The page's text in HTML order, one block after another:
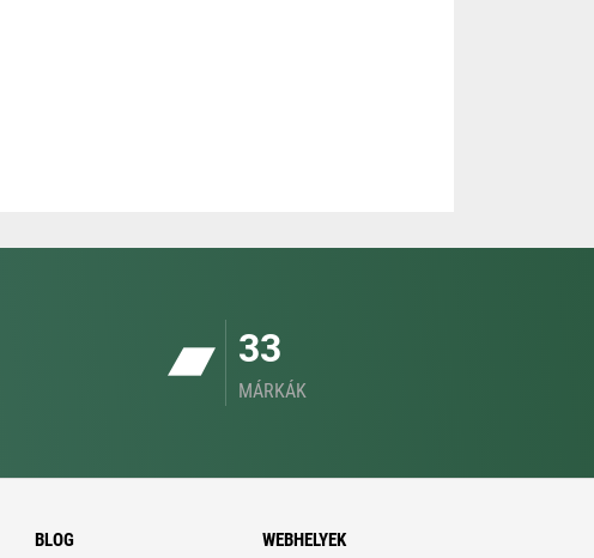
33
MÁRKÁK
BLOG WEBHELYEK